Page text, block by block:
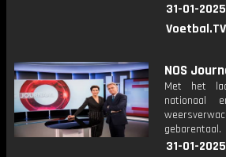
31-01-
Voetbal.TV
NOS
Met het
nationaal
gebarentaal.
31-01-